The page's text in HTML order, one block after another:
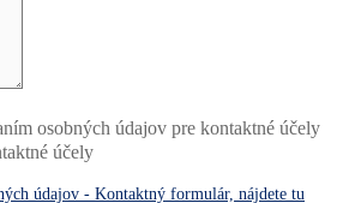
osobných údajov pre kontaktné účely
účely
údajov - Kontaktný formulár, nájdete tu